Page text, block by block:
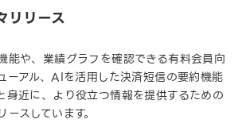
リリース
能や、業績グラフを確認できる有料会員向
ーアル、AIを活用した決済短信の要約機能
身近に、より役立つ情報を提供するための
スしています。